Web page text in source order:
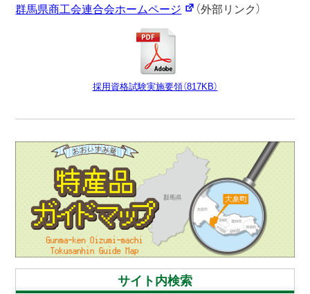
群馬県商工会連合会ホームページ
（外部リンク）
採用資格試験実施要領（817KB）
サイト内検索